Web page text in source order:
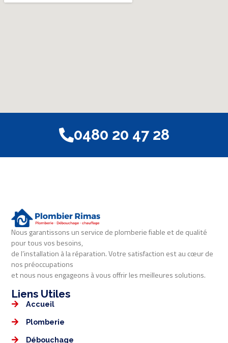
0480 20 47 28
Nous garantissons un service de plomberie fiable et de qualité
pour tous vos besoins,
de l’installation à la réparation. Votre satisfaction est au cœur de
nos préoccupations
et nous nous engageons à vous offrir les meilleures solutions.
Liens Utiles​​
Accueil
Plomberie
Débouchage